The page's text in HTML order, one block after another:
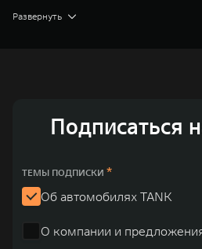
глобальный производитель
2011 годах соответственно.
исследования и разработки,
обслуживание автомобилей и
конструкторских разработках
Развернуть
Подписаться
ТЕМЫ ПОДПИСКИ *
Об автомобилях TANK
О компании и